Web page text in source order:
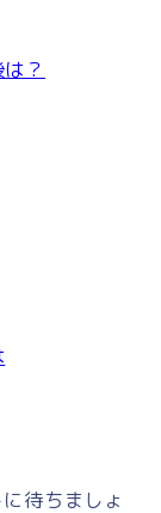
？
待ちましょ